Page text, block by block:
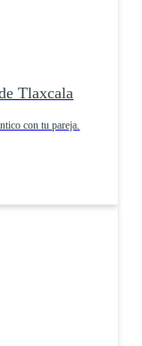
Tlaxcala
con tu pareja.